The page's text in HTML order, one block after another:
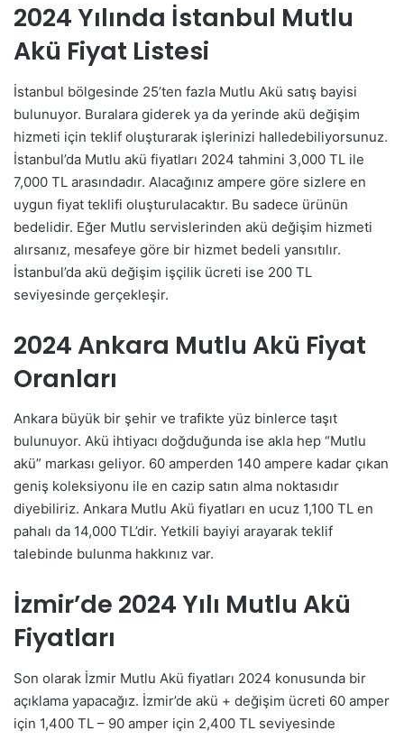
2024 Yılında İstanbul Mutlu
Akü Fiyat Listesi
İstanbul bölgesinde 25’ten fazla Mutlu Akü satış bayisi
bulunuyor. Buralara giderek ya da yerinde akü değişim
hizmeti için teklif oluşturarak işlerinizi halledebiliyorsunuz.
İstanbul’da Mutlu akü fiyatları 2024 tahmini 3,000 TL ile
7,000 TL arasındadır. Alacağınız ampere göre sizlere en
uygun fiyat teklifi oluşturulacaktır. Bu sadece ürünün
bedelidir. Eğer Mutlu servislerinden akü değişim hizmeti
alırsanız, mesafeye göre bir hizmet bedeli yansıtılır.
İstanbul’da akü değişim işçilik ücreti ise 200 TL
seviyesinde gerçekleşir.
2024 Ankara Mutlu Akü Fiyat
Oranları
Ankara büyük bir şehir ve trafikte yüz binlerce taşıt
bulunuyor. Akü ihtiyacı doğduğunda ise akla hep “Mutlu
akü” markası geliyor. 60 amperden 140 ampere kadar çıkan
geniş koleksiyonu ile en cazip satın alma noktasıdır
diyebiliriz. Ankara Mutlu Akü fiyatları en ucuz 1,100 TL en
pahalı da 14,000 TL’dir. Yetkili bayiyi arayarak teklif
talebinde bulunma hakkınız var.
İzmir’de 2024 Yılı Mutlu Akü
Fiyatları
Son olarak İzmir Mutlu Akü fiyatları 2024 konusunda bir
açıklama yapacağız. İzmir’de akü + değişim ücreti 60 amper
için 1,400 TL – 90 amper için 2,400 TL seviyesinde